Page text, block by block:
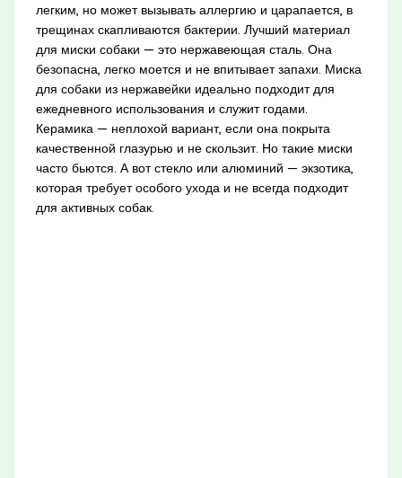
легким, но может вызывать аллергию и царапается, в
трещинах скапливаются бактерии. Лучший материал
для миски собаки — это нержавеющая сталь. Она
безопасна, легко моется и не впитывает запахи. Миска
для собаки из нержавейки идеально подходит для
ежедневного использования и служит годами.
Керамика — неплохой вариант, если она покрыта
качественной глазурью и не скользит. Но такие миски
часто бьются. А вот стекло или алюминий — экзотика,
которая требует особого ухода и не всегда подходит
для активных собак.